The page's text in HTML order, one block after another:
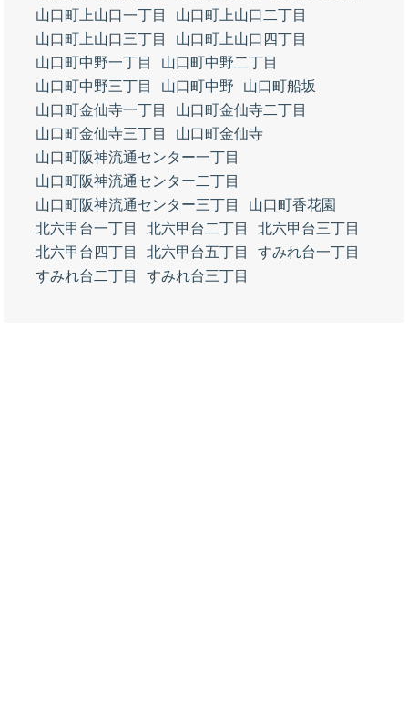
山口町上山口一丁目
山口町上山口二丁目
山口町上山口三丁目
山口町上山口四丁目
山口町中野一丁目
山口町中野二丁目
山口町中野三丁目
山口町中野
山口町船坂
山口町金仙寺一丁目
山口町金仙寺二丁目
山口町金仙寺三丁目
山口町金仙寺
山口町阪神流通センター一丁目
山口町阪神流通センター二丁目
山口町阪神流通センター三丁目
山口町香花園
北六甲台一丁目
北六甲台二丁目
北六甲台三丁目
北六甲台四丁目
北六甲台五丁目
すみれ台一丁目
すみれ台二丁目
すみれ台三丁目